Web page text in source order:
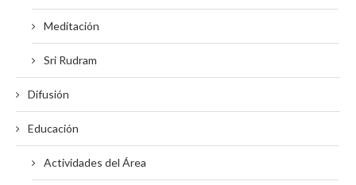
Meditación
Sri Rudram
Difusión
Educación
Actividades del Área